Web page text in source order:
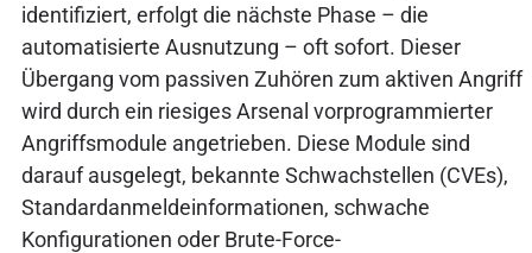
identifiziert, erfolgt die nächste Phase – die
automatisierte Ausnutzung – oft sofort. Dieser
Übergang vom passiven Zuhören zum aktiven Angriff
wird durch ein riesiges Arsenal vorprogrammierter
Angriffsmodule angetrieben. Diese Module sind
darauf ausgelegt, bekannte Schwachstellen (CVEs),
Standardanmeldeinformationen, schwache
Konfigurationen oder Brute-Force-